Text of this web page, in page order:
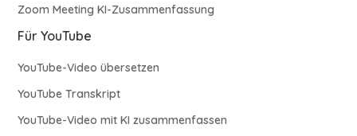
Zoom Meeting KI-Zusammenfassung
Für YouTube
YouTube-Video übersetzen
YouTube Transkript
YouTube-Video mit KI zusammenfassen